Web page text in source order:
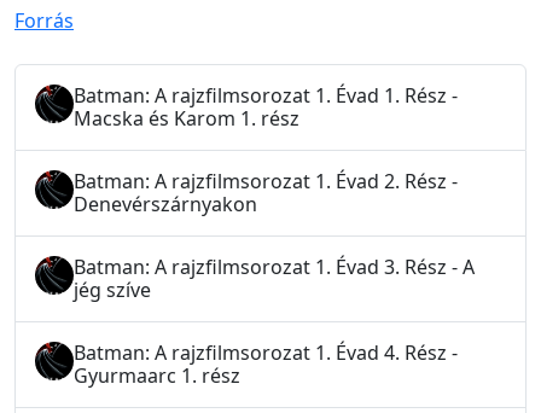
Forrás
Batman: A rajzfilmsorozat 1. Évad 1. Rész -
Macska és Karom 1. rész
Batman: A rajzfilmsorozat 1. Évad 2. Rész -
Denevérszárnyakon
Batman: A rajzfilmsorozat 1. Évad 3. Rész - A
jég szíve
Batman: A rajzfilmsorozat 1. Évad 4. Rész -
Gyurmaarc 1. rész